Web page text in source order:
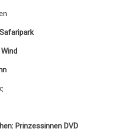
Prinzessinnen DVD